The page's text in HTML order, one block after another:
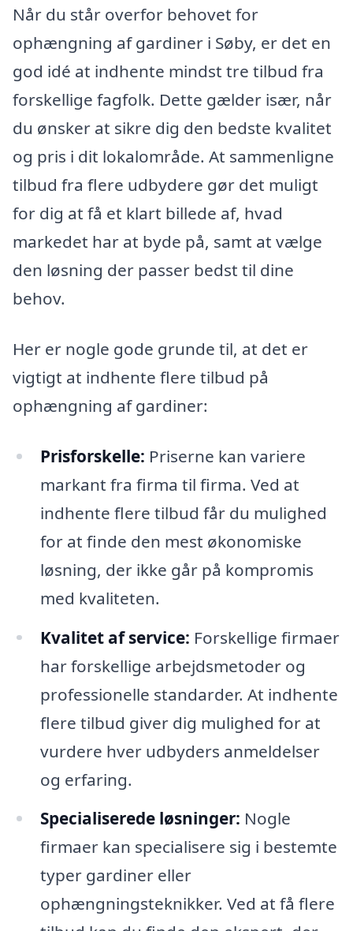
Når du står overfor behovet for
ophængning af gardiner i Søby, er det en
god idé at indhente mindst tre tilbud fra
forskellige fagfolk. Dette gælder især, når
du ønsker at sikre dig den bedste kvalitet
og pris i dit lokalområde. At sammenligne
tilbud fra flere udbydere gør det muligt
for dig at få et klart billede af, hvad
markedet har at byde på, samt at vælge
den løsning der passer bedst til dine
behov.
Her er nogle gode grunde til, at det er
vigtigt at indhente flere tilbud på
ophængning af gardiner:
Prisforskelle: Priserne kan variere
markant fra firma til firma. Ved at
indhente flere tilbud får du mulighed
for at finde den mest økonomiske
løsning, der ikke går på kompromis
med kvaliteten.
Kvalitet af service: Forskellige firmaer
har forskellige arbejdsmetoder og
professionelle standarder. At indhente
flere tilbud giver dig mulighed for at
vurdere hver udbyders anmeldelser
og erfaring.
Specialiserede løsninger: Nogle
firmaer kan specialisere sig i bestemte
typer gardiner eller
ophængningsteknikker. Ved at få flere